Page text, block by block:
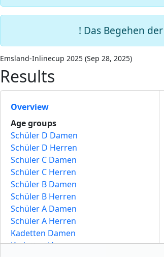
! Das Begehen
Emsland-Inlinecup 2025 (Sep 28, 2025)
Results
Overview
Age groups
Schüler D Damen
Schüler D Herren
Schüler C Damen
Schüler C Herren
Schüler B Damen
Schüler B Herren
Schüler A Damen
Schüler A Herren
Kadetten Damen
Kadetten Herren